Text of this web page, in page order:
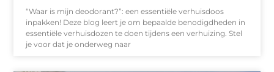
“Waar is mijn deodorant?”: een essentiële verhuisdoos
inpakken! Deze blog leert je om bepaalde benodigdheden in
essentiële verhuisdozen te doen tijdens een verhuizing. Stel
je voor dat je onderweg naar